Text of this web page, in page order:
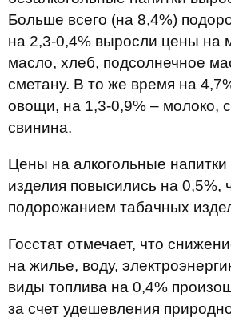
Больше всего (на 8,4%)
на 2,3-0,4% выросли цены на
масло, хлеб, подсолнечное
сметану. В то же время на
овощи, на 1,3-0,9% – молоко,
свинина.
Цены на алкогольные
изделия повысились на 0,5%,
подорожанием табачных
Госстат отмечает, что
на жилье, воду,
виды топлива на 0,4%
за счет удешевления